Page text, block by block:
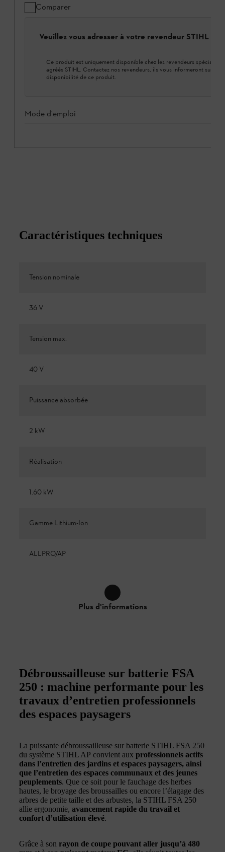
Comparer
Veuillez vous adresser à votre revendeur STIHL
Ce produit est uniquement disponible chez les revendeurs spécialisés
agréés STIHL. Contactez nos revendeurs, ils vous informeront sur la
disponibilité de ce produit.
Mode d'emploi
Caractéristiques techniques
Tension nominale
36 V
Tension max.
40 V
Puissance absorbée
2 kW
Réalisation
1.60 kW
Gamme Lithium-Ion
ALLPRO/AP
Plus d'informations
Débroussailleuse sur batterie FSA
250 : machine performante pour les
travaux d’entretien professionnels
des espaces paysagers
La puissante débroussailleuse sur batterie STIHL FSA 250
du système STIHL AP convient aux professionnels actifs
dans l’entretien des jardins et espaces paysagers, ainsi
que l’entretien des espaces communaux et des jeunes
peuplements. Que ce soit pour le fauchage des herbes
hautes, le broyage des broussailles ou encore l’élagage des
arbres de petite taille et des arbustes, la STIHL FSA 250
allie ergonomie, avancement rapide du travail et
confort d’utilisation élevé.
Grâce à son rayon de coupe pouvant aller jusqu’à 480